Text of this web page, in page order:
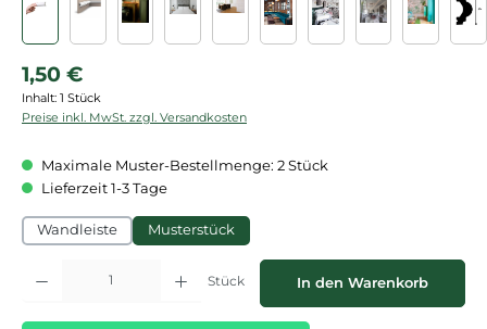
Regulärer Preis:
1,50 €
Inhalt: 1 Stück
Preise inkl. MwSt. zzgl. Versandkosten
Maximale Muster-Bestellmenge: 2 Stück
Lieferzeit 1-3 Tage
Wandleiste Musterstück
Produkt Anzahl: Gib den gewünschten Wert ein oder benutze die
Stück In den Warenkorb